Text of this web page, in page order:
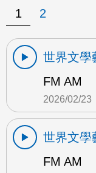
1 2
世界文學
FM AM
2026/02/23
世界文學
FM AM